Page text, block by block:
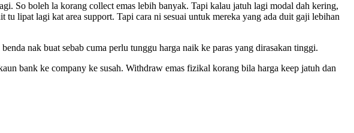
So boleh la korang collect emas lebih banyak. Tapi kalau jatuh lagi modal dah kering,
lipat lagi kat area support. Tapi cara ni sesuai untuk mereka yang ada duit gaji lebihan
nak buat sebab cuma perlu tunggu harga naik ke paras yang dirasakan tinggi.
bank ke company ke susah. Withdraw emas fizikal korang bila harga keep jatuh dan